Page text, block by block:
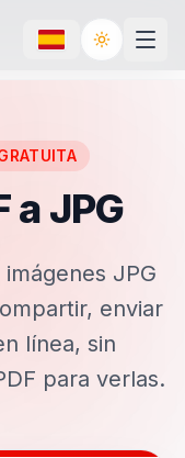
Toggle
a JPG
JPG
enviar
línea, sin
para verlas.